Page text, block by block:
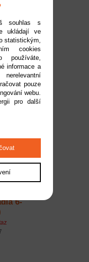
3-
6-
souhlas s
ukládají ve
statistickým,
cookies
informace a
pouze
webu.
pro další